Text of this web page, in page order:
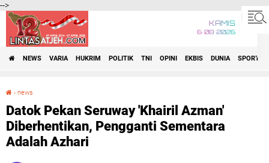
-->
KAMIS
6•08•2026
NEWS VARIA HUKRIM POLITIK TNI OPINI EKBIS DUNIA SPORT
› news
Datok Pekan Seruway 'Khairil Azman'
Diberhentikan, Pengganti Sementara
Adalah Azhari